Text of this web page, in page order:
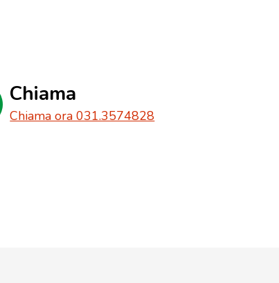
Chiama
Chiama ora 031.3574828